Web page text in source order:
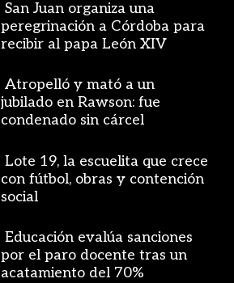
San Juan organiza una
peregrinación a Córdoba para
recibir al papa León XIV
Atropelló y mató a un
jubilado en Rawson: fue
condenado sin cárcel
Lote 19, la escuelita que crece
con fútbol, obras y contención
social
Educación evalúa sanciones
por el paro docente tras un
acatamiento del 70%